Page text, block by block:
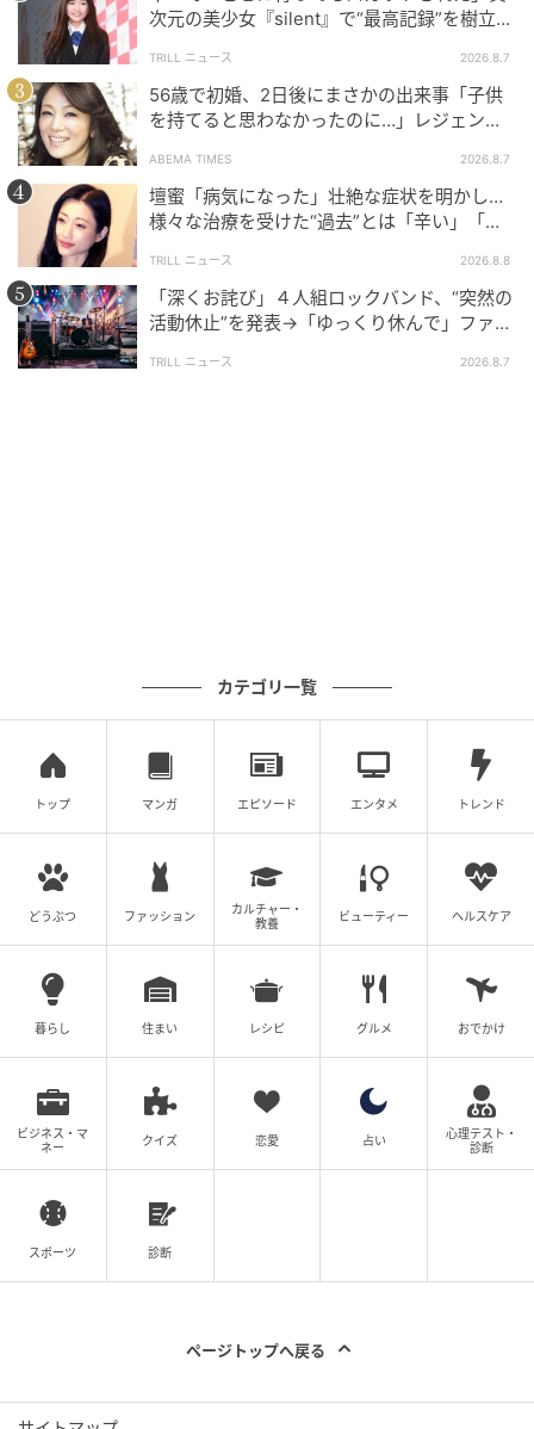
「ポーチは『Polène』のバッグが入っていた巾着。そ
こにファンの方からいただいたキーホルダーなどをつ
けて使っています。荒れやすい目元は『POLA』のアイ
クリームで、役づくりのために初めてパーマをかけた
まつ毛は『マジョリカ マジョルカ』の美容液で日中も
しっかり乾燥対策を。『ラネージュ』のリップマスク
はぷるんぷるん加減が尋常じゃないので（笑）、普通
のリップ感覚でこまめに塗っています」
ワンピース ¥49,500 パープルのトップス ¥25,300（共
オープン セサミ クラブ
） ピンクのイヤーカフ
¥8,800 ゴールドのイヤーカフ ¥19,800 ブラックのイ
ヤーカフ ¥19,800（以上YPARIS／H3Oファッションビ
ュロー TEL. 03-6712-6180） ダブルリング
¥24,200（フミエタナカ／ドール TEL. 03-4361-
8240） その他はスタイリスト私物
メイク・辻村友貴恵（ende） 取材、文・恒木綾子
anan 2493号（2026年4月22日発売）より
元記事で読む
次の記事
パッションを秘めた女子大学生4人が生み出
す、独特の空気感がクセになる。漫画『We ar
e connected』
次元の美少女『silent』で“最高記録”を樹立し
TRILL ニュース 2026.8.7
56歳で初婚、2日後にまさかの出来事「子供
を持てると思わなかったのに…」レジェンド
ABEMA TIMES 2026.8.7
壇蜜「病気になった」壮絶な症状を明かし…
様々な治療を受けた“過去”とは「辛い」「苦
TRILL ニュース 2026.8.8
「深くお詫び」４人組ロックバンド、“突然の
活動休止”を発表→「ゆっくり休んで」ファン
TRILL ニュース 2026.8.7
カテゴリ一覧
トップ マンガ エピソード エンタメ トレンド
どうぶつ ファッション
カルチャー・
教養
ビューティー ヘルスケア
暮らし 住まい レシピ グルメ おでかけ
ビジネス・マ
ネー
クイズ 恋愛 占い
心理テスト・
診断
スポーツ 診断
ページトップへ戻る